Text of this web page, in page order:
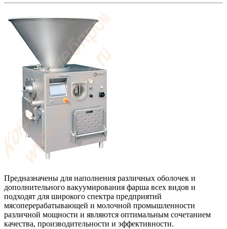
Предназначены для наполнения различных оболочек и
дополнительного вакуумирования фарша всех видов и
подходят для широкого спектра предприятий
мясоперерабатывающей и молочной промышленности
различной мощности и являются оптимальным сочетанием
качества, производительности и эффективности.